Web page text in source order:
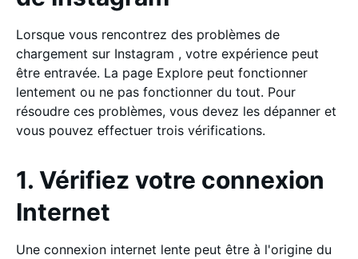
Lorsque vous rencontrez des problèmes de
chargement sur Instagram , votre expérience peut
être entravée. La page Explore peut fonctionner
lentement ou ne pas fonctionner du tout. Pour
résoudre ces problèmes, vous devez les dépanner et
vous pouvez effectuer trois vérifications.
1. Vérifiez votre connexion
Internet
Une connexion internet lente peut être à l'origine du